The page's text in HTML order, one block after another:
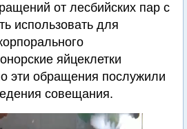
от лесбийских пар с
использовать для
яйцеклетки
эти обращения послужили
совещания.